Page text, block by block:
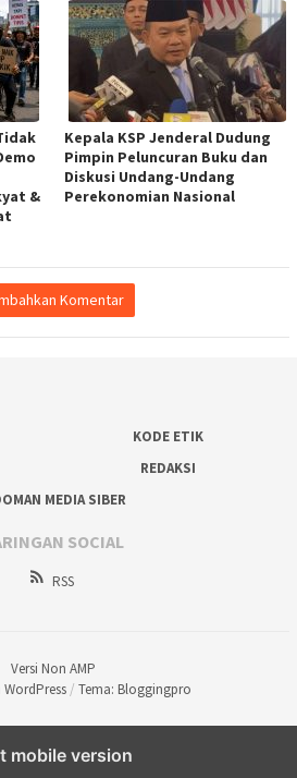
&
Kepala KSP Jenderal Dudung
Pimpin Peluncuran Buku dan
Diskusi Undang-Undang
Perekonomian Nasional
Komentar
KODE ETIK
REDAKSI
MEDIA SIBER
SOCIAL
RSS
Versi Non AMP
/ Tema: Bloggingpro
mobile version